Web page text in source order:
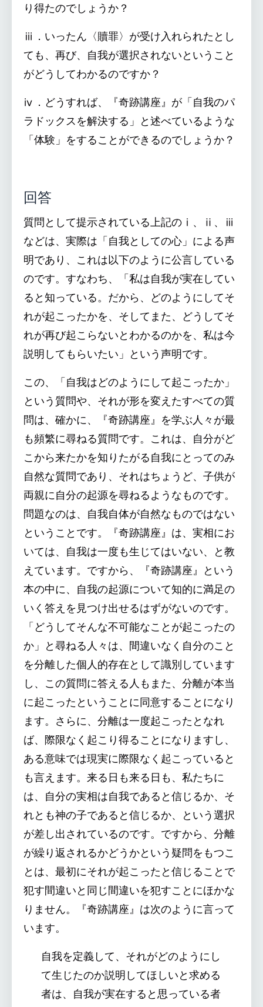
り得たのでしょうか？
ⅲ．いったん〈贖罪〉が受け入れられたとし
ても、再び、自我が選択されないということ
がどうしてわかるのですか？
ⅳ．どうすれば、『奇跡講座』が「自我のパ
ラドックスを解決する」と述べているような
「体験」をすることができるのでしょうか？
回答
質問として提示されている上記のⅰ、ⅱ、ⅲ
などは、実際は「自我としての心」による声
明であり、これは以下のように公言している
のです。すなわち、「私は自我が実在してい
ると知っている。だから、どのようにしてそ
れが起こったかを、そしてまた、どうしてそ
れが再び起こらないとわかるのかを、私は今
説明してもらいたい」という声明です。
この、「自我はどのようにして起こったか」
という質問や、それが形を変えたすべての質
問は、確かに、『奇跡講座』を学ぶ人々が最
も頻繁に尋ねる質問です。これは、自分がど
こから来たかを知りたがる自我にとってのみ
自然な質問であり、それはちょうど、子供が
両親に自分の起源を尋ねるようなものです。
問題なのは、自我自体が自然なものではない
ということです。『奇跡講座』は、実相にお
いては、自我は一度も生じてはいない、と教
えています。ですから、『奇跡講座』という
本の中に、自我の起源について知的に満足の
いく答えを見つけ出せるはずがないのです。
「どうしてそんな不可能なことが起こったの
か」と尋ねる人々は、間違いなく自分のこと
を分離した個人的存在として識別しています
し、この質問に答える人もまた、分離が本当
に起こったということに同意することになり
ます。さらに、分離は一度起こったとなれ
ば、際限なく起こり得ることになりますし、
ある意味では現実に際限なく起こっていると
も言えます。来る日も来る日も、私たちに
は、自分の実相は自我であると信じるか、そ
れとも神の子であると信じるか、という選択
が差し出されているのです。ですから、分離
が繰り返されるかどうかという疑問をもつこ
とは、最初にそれが起こったと信じることで
犯す間違いと同じ間違いを犯すことにほかな
りません。『奇跡講座』は次のように言って
います。
自我を定義して、それがどのようにし
て生じたのか説明してほしいと求める
者は、自我が実在すると思っている者